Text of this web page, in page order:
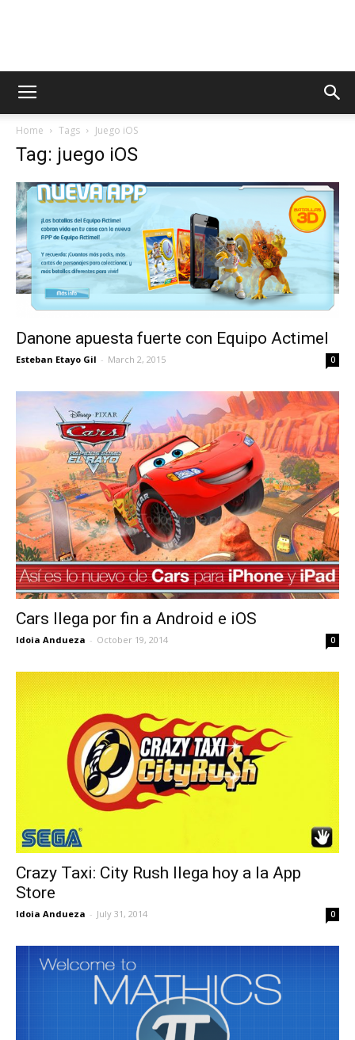
AppsTonic
Home Tags Juego iOS
Tag: juego iOS
Danone apuesta fuerte con Equipo Actimel
Esteban Etayo Gil - March 2, 2015 0
Cars llega por fin a Android e iOS
Idoia Andueza - October 19, 2014 0
Crazy Taxi: City Rush llega hoy a la App
Store
Idoia Andueza - July 31, 2014 0